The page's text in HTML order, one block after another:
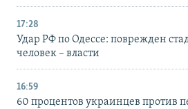
17:28
Удар РФ по Одессе: поврежден
человек – власти
16:59
60 процентов украинцев против